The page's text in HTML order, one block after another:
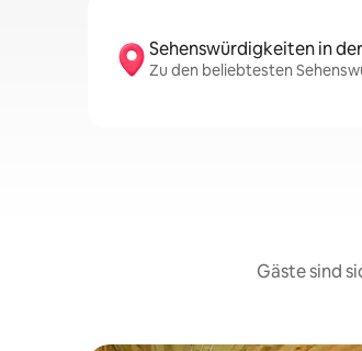
Sehenswürdigkeiten in
Zu den beliebtesten
Gäste sind